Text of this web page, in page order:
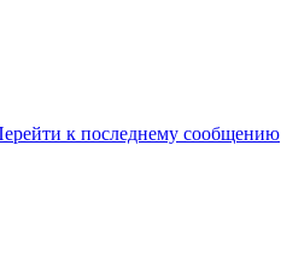
к последнему сообщению